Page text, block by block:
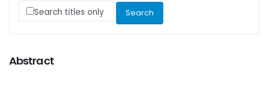
Search titles only
Abstract